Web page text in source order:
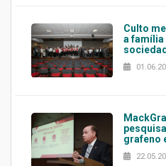
Culto
a família
grafeno